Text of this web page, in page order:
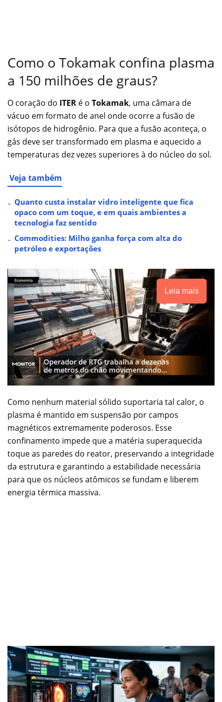
Como o Tokamak confina plasma
a 150 milhões de graus?
O coração do ITER é o Tokamak, uma câmara de
vácuo em formato de anel onde ocorre a fusão de
isótopos de hidrogênio. Para que a fusão aconteça, o
gás deve ser transformado em plasma e aquecido a
temperaturas dez vezes superiores à do núcleo do sol.
Veja também
Quanto custa instalar vidro inteligente que fica
opaco com um toque, e em quais ambientes a
tecnologia faz sentido
Commodities: Milho ganha força com alta do
petróleo e exportações
Leia mais
Como nenhum material sólido suportaria tal calor, o
plasma é mantido em suspensão por campos
magnéticos extremamente poderosos. Esse
confinamento impede que a matéria superaquecida
toque as paredes do reator, preservando a integridade
da estrutura e garantindo a estabilidade necessária
para que os núcleos atômicos se fundam e liberem
energia térmica massiva.